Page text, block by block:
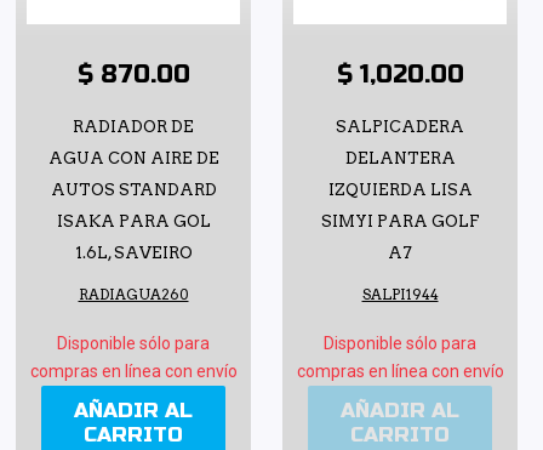
$ 870.00
RADIADOR DE
AGUA CON AIRE DE
AUTOS STANDARD
ISAKA PARA GOL
1.6L, SAVEIRO
RADIAGUA260
Disponible sólo para
compras en línea con envío
AÑADIR AL
CARRITO
$ 1,020.00
SALPICADERA
DELANTERA
IZQUIERDA LISA
SIMYI PARA GOLF
A7
SALPI1944
Disponible sólo para
compras en línea con envío
AÑADIR AL
CARRITO